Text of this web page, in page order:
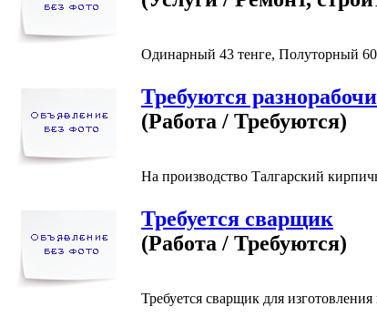
Одинарный 43 тенге, Полуторный 60
Требуются
(Работа / Требуются)
На производство Талгарский
Требуется сварщик
(Работа / Требуются)
Требуется сварщик для